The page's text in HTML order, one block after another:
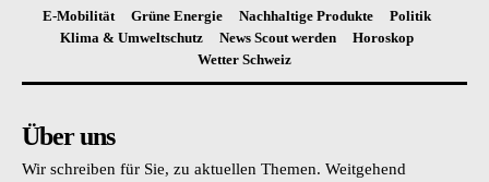
E-Mobilität Grüne Energie Nachhaltige Produkte
Politik
Klima & Umweltschutz
News Scout werden
Horoskop
Wetter Schweiz
Über uns
Wir schreiben für Sie, zu aktuellen Themen. Weitgehend